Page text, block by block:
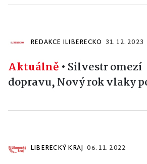
REDAKCE ILIBERECKO 31. 12. 2023
Aktuálně • Silvestr omezí
dopravu, Nový rok vlaky
LIBERECKÝ KRAJ 06. 11. 2022